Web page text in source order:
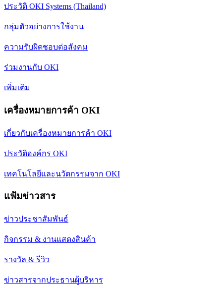
ประวัติ OKI Systems (Thailand)
กลุ่มตัวอย่างการใช้งาน
ความรับผิดชอบต่อสังคม
ร่วมงานกับ OKI
เพิ่มเติม
เครื่องหมายการค้า OKI
เกี่ยวกับเครื่องหมายการค้า OKI
ประวัติองค์กร OKI
เทคโนโลยีและนวัตกรรมจาก OKI
แฟ้มข่าวสาร
ข่าวประชาสัมพันธ์
กิจกรรม & งานแสดงสินค้า
รางวัล & รีวิว
ข่าวสารจากประธานผู้บริหาร